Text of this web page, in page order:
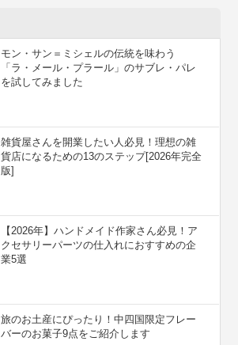
モン・サン＝ミシェルの伝統を味わう
「ラ・メール・プラール」のサブレ・パレ
を試してみました
雑貨屋さんを開業したい人必見！理想の雑
貨店になるための13のステップ[2026年完全
版]
【2026年】ハンドメイド作家さん必見！ア
クセサリーパーツの仕入れにおすすめの企
業5選
旅のお土産にぴったり！中四国限定フレー
バーのお菓子9点をご紹介します